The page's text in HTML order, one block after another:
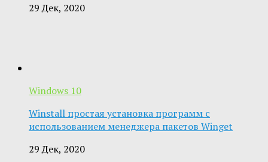
29 Дек, 2020
Windows 10
Winstall простая установка программ с
использованием менеджера пакетов Winget
29 Дек, 2020